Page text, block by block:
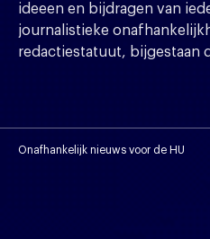
ideeen en bijdragen van
journalistieke
redactiestatuut, bijgestaan
Onafhankelijk nieuws voor de HU